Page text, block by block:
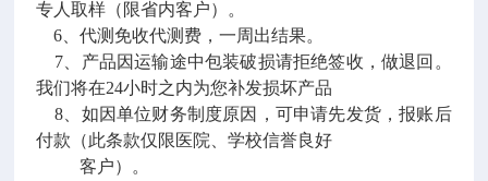
专人取样（限省内客户）。
6、代测免收代测费，一周出结果。
7、产品因运输途中包装破损请拒绝签收，做退回。
我们将在24小时之内为您补发损坏产品
8、如因单位财务制度原因，可申请先发货，报账后
付款（此条款仅限医院、学校信誉良好
客户）。